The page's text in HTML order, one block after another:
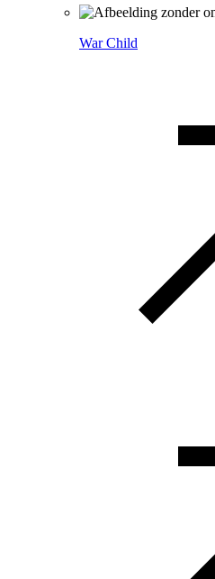
War Child